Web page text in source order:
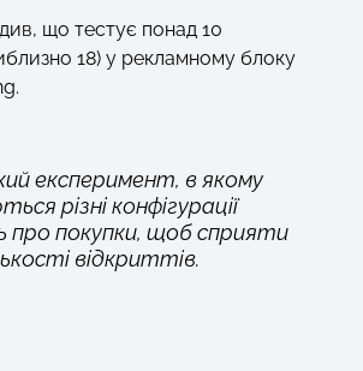
що тестує понад 10
18) у рекламному блоку
експеримент, в якому
різні конфігурації
про покупки, щоб сприяти
відкриттів.